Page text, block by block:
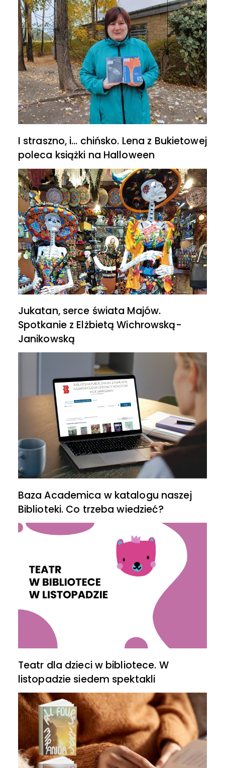
I straszno, i… chińsko. Lena z Bukietowej
poleca książki na Halloween
Jukatan, serce świata Majów.
Spotkanie z Elżbietą Wichrowską-
Janikowską
Baza Academica w katalogu naszej
Biblioteki. Co trzeba wiedzieć?
Teatr dla dzieci w bibliotece. W
listopadzie siedem spektakli